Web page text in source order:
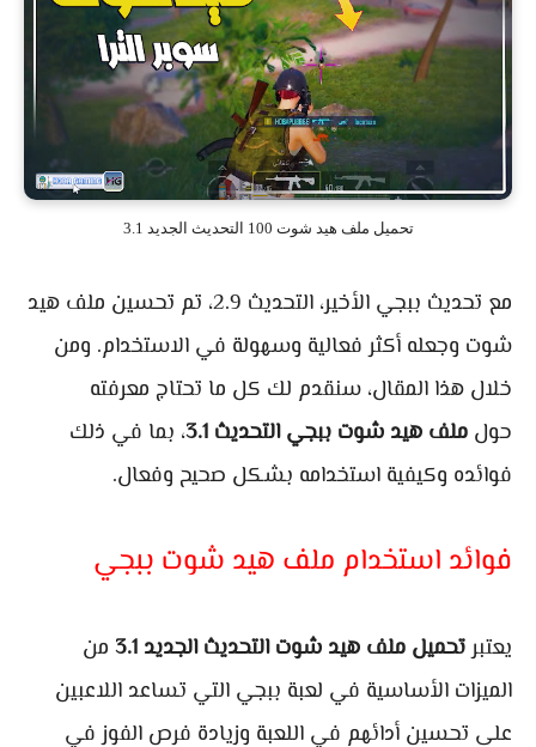
تحميل ملف هيد شوت 100 التحديث الجديد 3.1
مع تحديث ببجي الأخير، التحديث 2.9، تم تحسين ملف هيد
شوت وجعله أكثر فعالية وسهولة في الاستخدام. ومن
خلال هذا المقال، سنقدم لك كل ما تحتاج معرفته
حول ملف هيد شوت ببجي التحديث 3.1
، بما في ذلك
فوائده وكيفية استخدامه بشكل صحيح وفعال.
فوائد استخدام ملف هيد شوت ببجي
يعتبرتحميل ملف هيد شوت التحديث الجديد 3.1
من
الميزات الأساسية في لعبة ببجي التي تساعد اللاعبين
على تحسين أدائهم في اللعبة وزيادة فرص الفوز في